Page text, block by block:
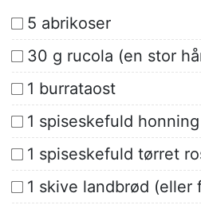
5 abrikoser
30 g rucola (en stor
1 burrataost
1 spiseskefuld honning
1 spiseskefuld tørret
1 skive landbrød